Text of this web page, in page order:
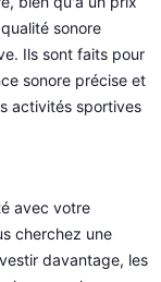
sonore
Ils sont faits pour
sonore précise et
activités sportives
avec votre
cherchez une
davantage, les